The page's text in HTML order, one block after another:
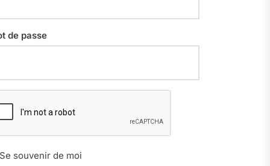
de passe
Se souvenir de moi